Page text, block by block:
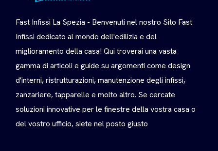
Fast Infissi La Spezia - Benvenuti nel nostro Sito Fast
Infissi dedicato al mondo dell'edilizia e del
miglioramento della casa! Qui troverai una vasta
gamma di articoli e guide su argomenti come design
d'interni, ristrutturazioni, manutenzione degli infissi,
zanzariere, tapparelle e molto altro. Se cercate
soluzioni innovative per le finestre della vostra casa o
del vostro ufficio, siete nel posto giusto